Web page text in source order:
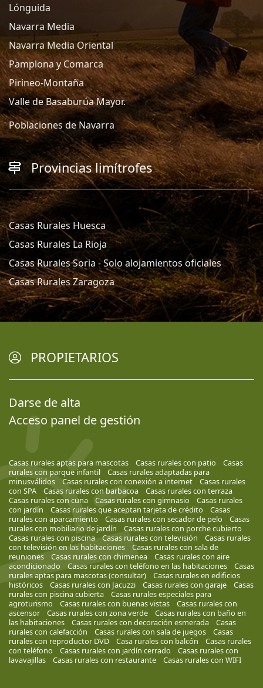
Lónguida
Navarra Media
Navarra Media Oriental
Pamplona y Comarca
Pirineo-Montaña
Valle de Basaburúa Mayor.
Poblaciones de Navarra
Provincias limítrofes
Casas Rurales Huesca
Casas Rurales La Rioja
Casas Rurales Soria - Solo alojamientos oficiales
Casas Rurales Zaragoza
PROPIETARIOS
Darse de alta
Acceso panel de gestión
Casas rurales aptas para mascotas Casas rurales con patio
Casas
rurales con parque infantil
Casas rurales adaptadas para
minusválidos
Casas rurales con conexión a internet
Casas rurales
con SPA
Casas rurales con barbacoa
Casas rurales con terraza
Casas rurales con cuna
Casas rurales con gimnasio
Casas rurales
con jardín
Casas rurales que aceptan tarjeta de crédito
Casas
rurales con aparcamiento
Casas rurales con secador de pelo
Casas
rurales con mobiliario de jardín
Casas rurales con porche cubierto
Casas rurales con piscina
Casas rurales con televisión
Casas rurales
con televisión en las habitaciones
Casas rurales con sala de
reuniones
Casas rurales con chimenea
Casas rurales con aire
acondicionado
Casas rurales con teléfono en las habitaciones
Casas
rurales aptas para mascotas (consultar)
Casas rurales en edificios
históricos
Casas rurales con Jacuzzi Casas rurales con garaje
Casas
rurales con piscina cubierta
Casas rurales especiales para
agroturismo
Casas rurales con buenas vistas
Casas rurales con
ascensor
Casas rurales con zona verde
Casas rurales con baño en
las habitaciones
Casas rurales con decoración esmerada
Casas
rurales con calefacción
Casas rurales con sala de juegos
Casas
rurales con reproductor DVD
Casa rurales con balcón
Casas rurales
con teléfono
Casas rurales con jardín cerrado
Casas rurales con
lavavajillas
Casas rurales con restaurante Casas rurales con WIFI